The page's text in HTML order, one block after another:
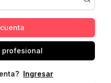
profesional
Ingresar